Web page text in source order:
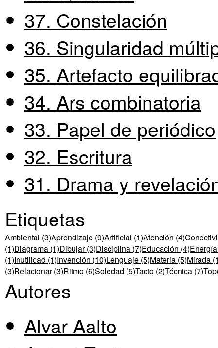
37. Constelación
36. Singularidad
35. Artefacto
34. Ars combinatoria
33. Papel de periódico
32. Escritura
31. Drama y
Etiquetas
Ambiental (3)Aprendizaje (9)Artificial (1)Atención (4)
(1)Diagrama (1)Dibujar (3)Disciplina (7)Educación (4)
(1)Inutilidad (1)Invención (10)Lenguaje (5)Materia (5)Mirada
(3)Relacionar (3)Ritmo (6)Soledad (5)Tacto (2)Técnica (7)
Autores
Alvar Aalto